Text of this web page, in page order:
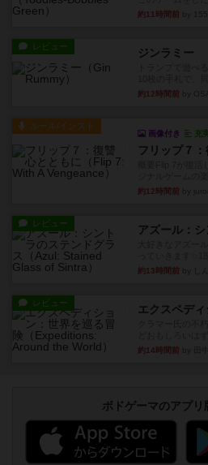
約11時間前
レビュー ジンラミー
約12時間前
ルール/インスト
画像付き 充
フリップ７
約12時間前
レビュー アズール：
約13時間前
レビュー エクスペデ
約14時間前
ボドゲーマのアプリ